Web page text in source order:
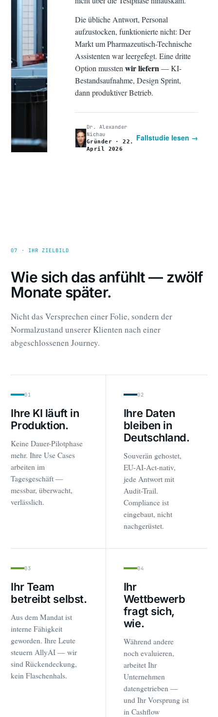
Die übliche Antwort, Personal
aufzustocken, funktionierte nicht: Der
Markt um Pharmazeutisch-Technische
Assistenten war leergefegt. Eine dritte
Option musstenwir liefern — KI-
Bestandsaufnahme, Design Sprint,
dann produktiver Betrieb.
Dr. Alexander
Nichau
Gründer · 22.
April 2026
Fallstudie lesen →
07 · IHR ZIELBILD
Wie sich das anfühlt — zwölf
Monate später.
Nicht das Versprechen einer Folie, sondern der
Normalzustand unserer Klienten nach einer
abgeschlossenen Journey.
01
Ihre KI läuft in
Produktion.
Keine Dauer-Pilotphase
mehr. Ihre Use Cases
arbeiten im
Tagesgeschäft —
messbar, überwacht,
verlässlich.
02
Ihre Daten
bleiben in
Deutschland.
Souverän gehostet,
EU-AI-Act-nativ,
jede Antwort mit
Audit-Trail.
Compliance ist
eingebaut, nicht
nachgerüstet.
03
Ihr Team
betreibt selbst.
Aus dem Mandat ist
interne Fähigkeit
geworden. Ihre Leute
steuern AllyAI — wir
sind Rückendeckung,
kein Flaschenhals.
04
Ihr
Wettbewerb
fragt sich,
wie.
Während andere
noch evaluieren,
arbeitet Ihr
Unternehmen
datengetrieben —
und Ihr Vorsprung ist
in Cashflow